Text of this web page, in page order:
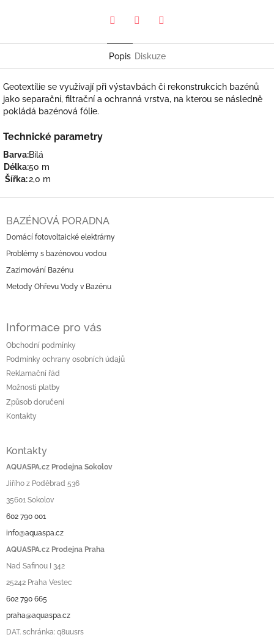
Popis Diskuze
Geotextílie se využívají při výstavbách či rekonstrukcích bazénů
jako separační, filtrační a ochranná vrstva, na kterou se následně
pokládá bazénová fólie.
Technické parametry
Barva:Bílá
Délka:50 m
Šířka:2,0 m
BAZÉNOVÁ PORADNA
Domácí fotovoltaické elektrárny
Problémy s bazénovou vodou
Zazimování Bazénu
Metody Ohřevu Vody v Bazénu
Informace pro vás
Obchodní podmínky
Podmínky ochrany osobních údajů
Reklamační řád
Možnosti platby
Způsob doručení
Kontakty
Kontakty
AQUASPA.cz Prodejna Sokolov
Jiřího z Poděbrad 536
35601 Sokolov
602 790 001
info@aquaspa.cz
AQUASPA.cz Prodejna Praha
Nad Safinou I 342
25242 Praha Vestec
602 790 665
praha@aquaspa.cz
DAT. schránka: q8uusrs